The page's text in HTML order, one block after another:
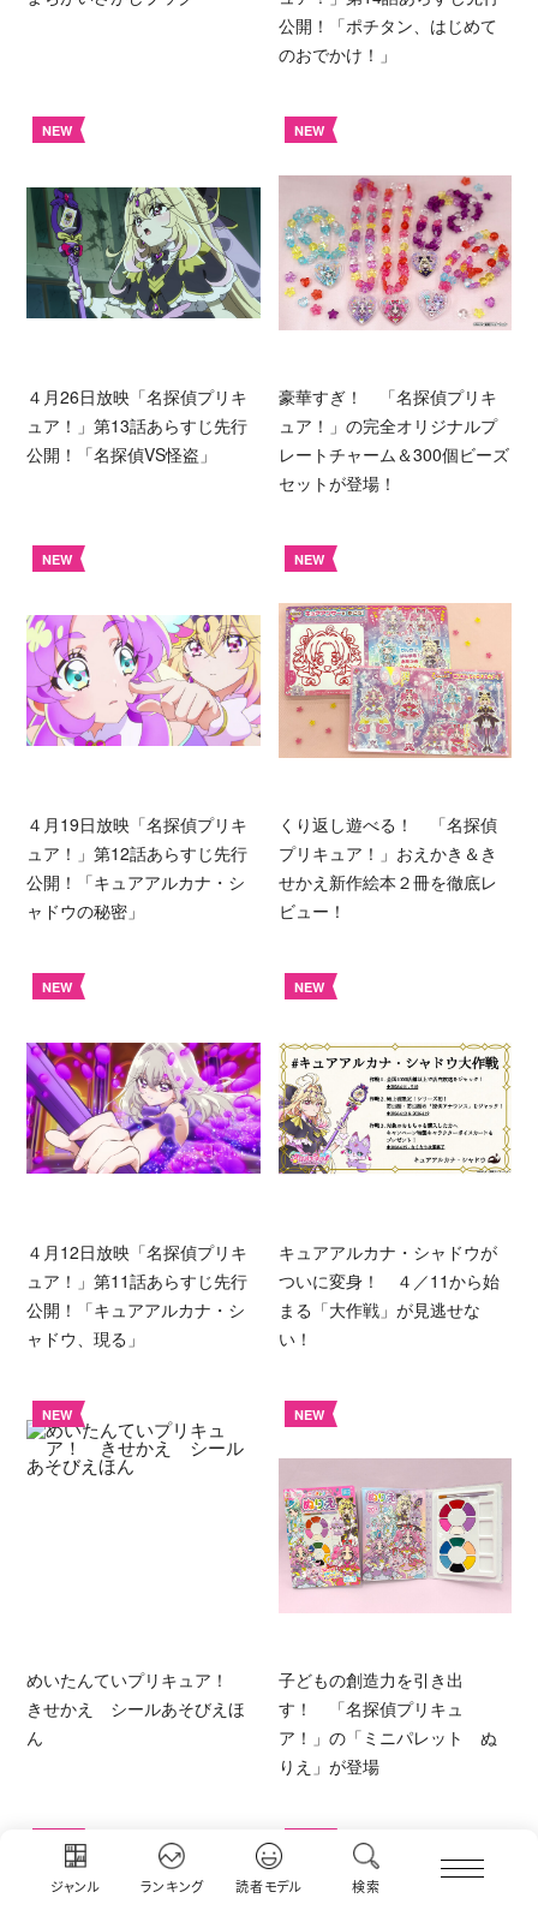
ジャンル ランキング 読者モデル 検索
公開！「ポチタン、はじめて
のおでかけ！」
NEW
４月26日放映「名探偵プリキ
ュア！」第13話あらすじ先行
公開！「名探偵VS怪盗」
NEW
豪華すぎ！ 「名探偵プリキ
ュア！」の完全オリジナルプ
レートチャーム＆300個ビーズ
セットが登場！
NEW
４月19日放映「名探偵プリキ
ュア！」第12話あらすじ先行
公開！「キュアアルカナ・シ
ャドウの秘密」
NEW
くり返し遊べる！ 「名探偵
プリキュア！」おえかき＆き
せかえ新作絵本２冊を徹底レ
ビュー！
NEW
４月12日放映「名探偵プリキ
ュア！」第11話あらすじ先行
公開！「キュアアルカナ・シ
ャドウ、現る」
NEW
キュアアルカナ・シャドウが
ついに変身！ ４／11から始
まる「大作戦」が見逃せな
い！
NEW
めいたんていプリキュア！
きせかえ シールあそびえほ
ん
NEW
子どもの創造力を引き出
す！ 「名探偵プリキュ
ア！」の「ミニパレット ぬ
りえ」が登場
NEW